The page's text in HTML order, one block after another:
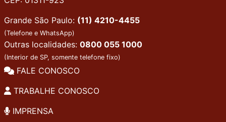
Grande São Paulo: (11) 4210-4455
(Telefone e WhatsApp)
Outras localidades: 0800 055 1000
(Interior de SP, somente telefone fixo)
FALE CONOSCO
TRABALHE CONOSCO
IMPRENSA